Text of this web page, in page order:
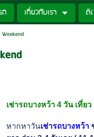
ถ เกี่ยวกับเรา ติ
เช่ารถบางหว้า 4 วัน เที่ย
หากหาวันเช่ารถบางหว้า